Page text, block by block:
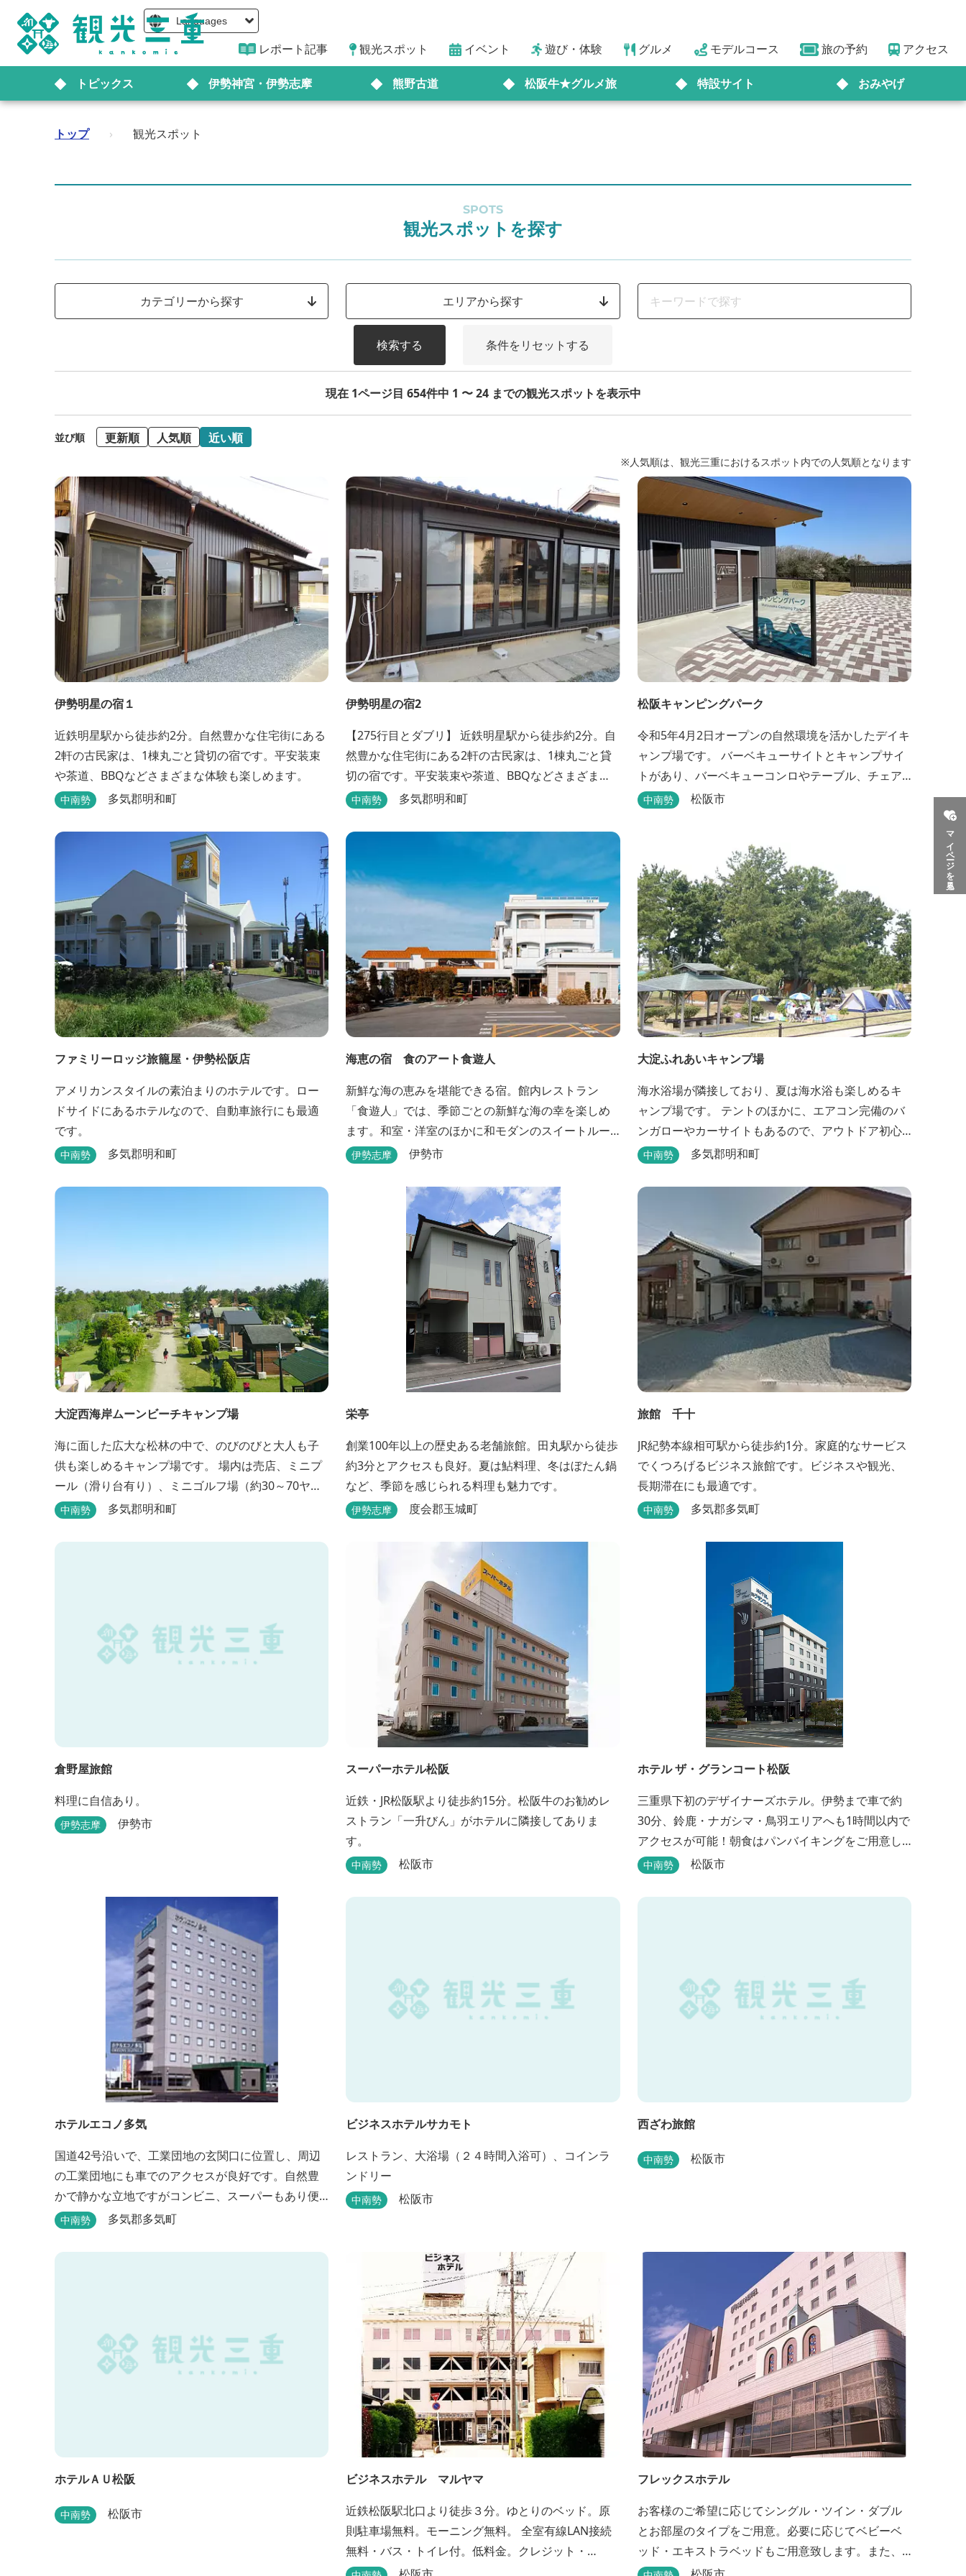
Languages
レポート記事 観光スポット イベント 遊び・体験 グルメ モデルコース 旅の予約 アクセス
トピックス 伊勢神宮・伊勢志摩 熊野古道 松阪牛★グルメ旅 特設サイト おみやげ
マイページを見る
トップ › 観光スポット
SPOTS
観光スポットを探す
カテゴリーから探す エリアから探す
検索する 条件をリセットする
現在 1ページ目 654件中 1 〜 24 までの観光スポットを表示中
並び順 更新順 人気順 近い順
※人気順は、観光三重におけるスポット内での人気順となります
伊勢明星の宿１
近鉄明星駅から徒歩約2分。自然豊かな住宅街にある
2軒の古民家は、1棟丸ごと貸切の宿です。平安装束
や茶道、BBQなどさまざまな体験も楽しめます。
中南勢 多気郡明和町
伊勢明星の宿2
【275行目とダブリ】 近鉄明星駅から徒歩約2分。自
然豊かな住宅街にある2軒の古民家は、1棟丸ごと貸
切の宿です。平安装束や茶道、BBQなどさまざまな
体験も楽しめます
中南勢 多気郡明和町
松阪キャンピングパーク
令和5年4月2日オープンの自然環境を活かしたデイキ
ャンプ場です。 バーベキューサイトとキャンプサイ
トがあり、バーベキューコンロやテーブル、チェア
などのレンタルもあります。 また、バーベキューサ
中南勢 松阪市
ファミリーロッジ旅籠屋・伊勢松阪店
アメリカンスタイルの素泊まりのホテルです。ロー
ドサイドにあるホテルなので、自動車旅行にも最適
です。
中南勢 多気郡明和町
海恵の宿 食のアート食遊人
新鮮な海の恵みを堪能できる宿。館内レストラン
「食遊人」では、季節ごとの新鮮な海の幸を楽しめ
ます。和室・洋室のほかに和モダンのスイートルー
ムもあります。
伊勢志摩 伊勢市
大淀ふれあいキャンプ場
海水浴場が隣接しており、夏は海水浴も楽しめるキ
ャンプ場です。 テントのほかに、エアコン完備のバ
ンガローやカーサイトもあるので、アウトドア初心
者でも気軽にキャンプを楽しめます！ 管理棟、水
憩所、炊事場、水洗トイレ、毛布（有料）、駐車場
（宿泊の場合は無料、デイ利用の場合は有料）完備
しています。
中南勢 多気郡明和町
大淀西海岸ムーンビーチキャンプ場
海に面した広大な松林の中で、のびのびと大人も子
供も楽しめるキャンプ場です。 場内は売店、ミニプ
ール（滑り台有り）、ミニゴルフ場（約30～70ヤー
ドのホールが7つあるショートコース）などもありま
す。周辺観光地には、伊勢志摩国立公園の玄関口に
中南勢 多気郡明和町
栄亭
創業100年以上の歴史ある老舗旅館。田丸駅から徒歩
約3分とアクセスも良好。夏は鮎料理、冬はぼたん鍋
など、季節を感じられる料理も魅力です。
伊勢志摩 度会郡玉城町
旅館 千十
JR紀勢本線相可駅から徒歩約1分。家庭的なサービス
でくつろげるビジネス旅館です。ビジネスや観光、
長期滞在にも最適です。
中南勢 多気郡多気町
倉野屋旅館
料理に自信あり。
伊勢志摩 伊勢市
スーパーホテル松阪
近鉄・JR松阪駅より徒歩約15分。松阪牛のお勧めレ
ストラン「一升びん」がホテルに隣接してありま
す。
中南勢 松阪市
ホテル ザ・グランコート松阪
三重県下初のデザイナーズホテル。伊勢まで車で約
30分、鈴鹿・ナガシマ・鳥羽エリアへも1時間以内で
アクセスが可能！朝食はパンバイキングをご用意し
ております。ビジネスに、観光に、洗練された空間
中南勢 松阪市
ホテルエコノ多気
国道42号沿いで、工業団地の玄関口に位置し、周辺
の工業団地にも車でのアクセスが良好です。自然豊
かで静かな立地ですがコンビニ、スーパーもあり便
利にご利用できます。無料朝食(セルフサービス)、大
中南勢 多気郡多気町
ビジネスホテルサカモト
レストラン、大浴場（２４時間入浴可）、コインラ
ンドリー
中南勢 松阪市
西ざわ旅館
中南勢 松阪市
ホテルＡＵ松阪
中南勢 松阪市
ビジネスホテル マルヤマ
近鉄松阪駅北口より徒歩３分。ゆとりのベッド。原
則駐車場無料。モーニング無料。 全室有線LAN接続
無料・バス・トイレ付。低料金。クレジット・
PayPay支払い可。
フレックスホテル
お客様のご希望に応じてシングル・ツイン・ダブル
とお部屋のタイプをご用意。必要に応じてベビーベ
ッド・エキストラベッドもご用意致します。また、
館内には松阪牛を使った洋食・和食のレストランと